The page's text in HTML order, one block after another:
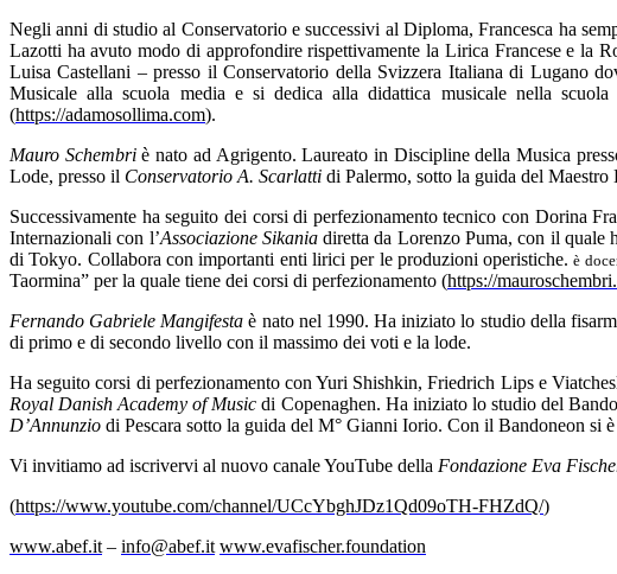
Negli anni di studio al Conservatorio e successivi al Diploma, Francesca ha
Lazotti ha avuto modo di approfondire rispettivamente la Lirica Francese e la
Luisa Castellani – presso il Conservatorio della Svizzera Italiana di Lugano
Musicale alla scuola media e si dedica alla didattica musicale nella
(https://adamosollima.com).
Mauro Schembriè nato ad Agrigento. Laureato in Discipline della Musica
Lode, presso il Conservatorio A. Scarlatti di Palermo, sotto la guida del Maestro
Successivamente ha seguito dei corsi di perfezionamento tecnico con Dorina
Internazionali con l’Associazione Sikaniadiretta da Lorenzo Puma, con il quale
di Tokyo. Collabora con importanti enti lirici per le produzioni operistiche.è
Taormina” per la quale tiene dei corsi di perfezionamento (https://
Fernando Gabriele Mangifesta è nato nel 1990. Ha iniziato lo studio della
di primo e di secondo livello con il massimo dei voti e la lode.
Ha seguito corsi di perfezionamento con Yuri Shishkin, Friedrich Lips e
Royal Danish Academy of Music di Copenaghen. Ha iniziato lo studio del
D’Annunzio di Pescara sotto la guida del M° Gianni Iorio. Con il Bandoneon si
Vi invitiamo ad iscrivervi al nuovo canale YouTube della Fondazione Eva
(https://www.youtube.com/channel/UCcYbghJDz1Qd09oTH-FHZdQ/)
www.abef.it – info@abef.it www.evafischer.foundation